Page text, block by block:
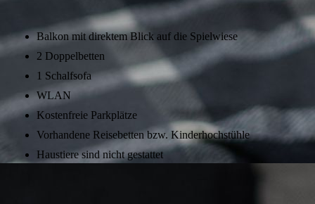
Balkon mit direktem Blick auf die Spielwiese
2 Doppelbetten
1 Schalfsofa
WLAN
Kostenfreie Parkplätze
Vorhandene Reisebetten bzw. Kinderhochstühle
Haustiere sind nicht gestattet